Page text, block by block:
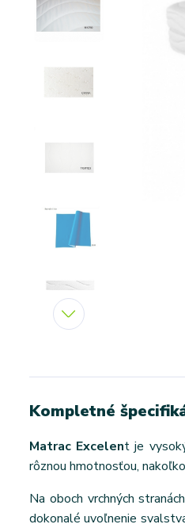
Kompletné
Matrac Excelent je
rôznou hmotnosťou,
Na oboch vrchných
dokonalé uvoľnenie